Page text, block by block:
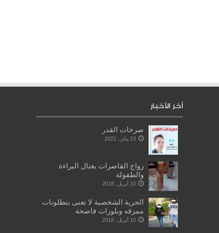
أخر الأخبار
صرخات القدر
23 يناير، 2021
زواج القاصرات يغتال البراءة
والطفولة
10 أبريل، 2018
الحرية الشخصية لا تعنى بنطلونات
ممزقه وبلوزات فاضحة
10 أبريل، 2018